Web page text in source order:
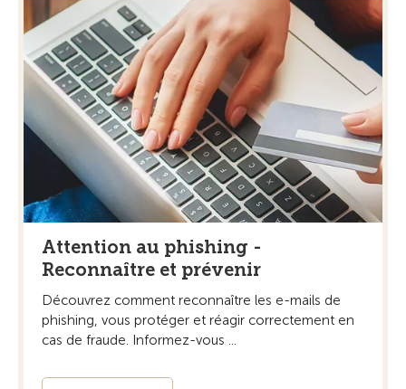
Attention au phishing -
Reconnaître et prévenir
Découvrez comment reconnaître les e-mails de
phishing, vous protéger et réagir correctement en
cas de fraude. Informez-vous ...